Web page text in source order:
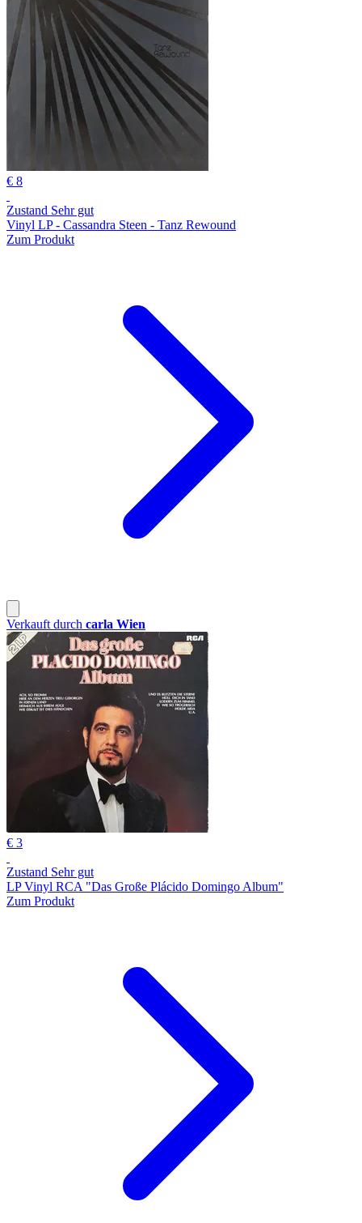
€ 8
Zustand Sehr gut
Vinyl LP - Cassandra Steen - Tanz Rewound
Zum Produkt
Verkauft durch carla Wien
€ 3
Zustand Sehr gut
LP Vinyl RCA "Das Große Plácido Domingo Album"
Zum Produkt